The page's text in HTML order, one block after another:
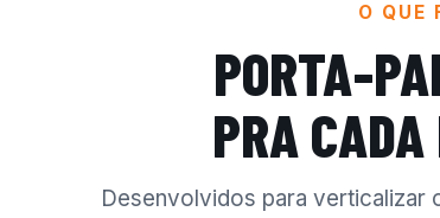
O QUE
PORTA-
PRA
Desenvolvidos para verticalizar